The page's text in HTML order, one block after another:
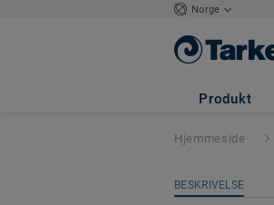
Norge
Produkt
Primo
Hjemmeside
BESKRIVELSE